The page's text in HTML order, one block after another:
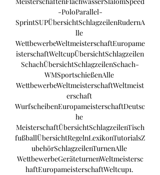
-PoloParallel-
SprintSUPÜbersichtSchlagzeilenRudernA
lle
WettbewerbeWeltmeisterschaftEuropame
isterschaftWeltcupÜbersichtSchlagzeilen
SchachÜbersichtSchlagzeilenSchach-
WMSportschießenAlle
WettbewerbeWeltmeisterschaftWeltmeist
erschaft
WurfscheibenEuropameisterschaftDeutsc
he
MeisterschaftÜbersichtSchlagzeilenTisch
fußballÜbersichtRegelnLexikonTutorialsZ
ubehörSchlagzeilenTurnenAlle
WettbewerbeGeräteturnenWeltmeistersc
haftEuropameisterschaftWeltcup1.